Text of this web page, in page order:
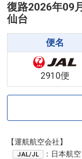
復路2026年09
仙台
便名
2910便
【運航航空会社】
JAL/JL ：日本航空